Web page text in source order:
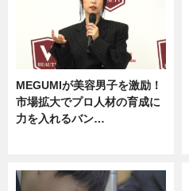
MEGUMIが美容男子を激励！
市場拡大でプロ人材の育成に
力を入れるバン…